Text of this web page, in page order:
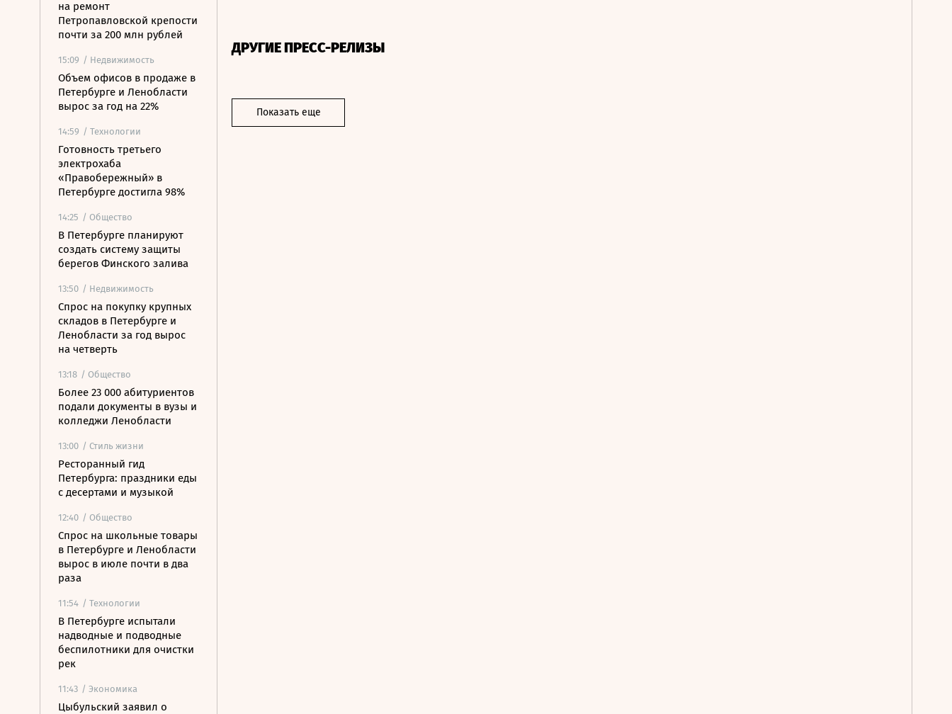
на ремонт
Петропавловской крепости
почти за 200 млн рублей
15:09 / Недвижимость
Объем офисов в продаже в
Петербурге и Ленобласти
вырос за год на 22%
14:59 / Технологии
Готовность третьего
электрохаба
«Правобережный» в
Петербурге достигла 98%
14:25 / Общество
В Петербурге планируют
создать систему защиты
берегов Финского залива
13:50 / Недвижимость
Спрос на покупку крупных
складов в Петербурге и
Ленобласти за год вырос
на четверть
13:18 / Общество
Более 23 000 абитуриентов
подали документы в вузы и
колледжи Ленобласти
13:00 / Стиль жизни
Ресторанный гид
Петербурга: праздники еды
с десертами и музыкой
12:40 / Общество
Спрос на школьные товары
в Петербурге и Ленобласти
вырос в июле почти в два
раза
11:54 / Технологии
В Петербурге испытали
надводные и подводные
беспилотники для очистки
рек
11:43 / Экономика
Цыбульский заявил о
ДРУГИЕ ПРЕСС-РЕЛИЗЫ
Показать еще